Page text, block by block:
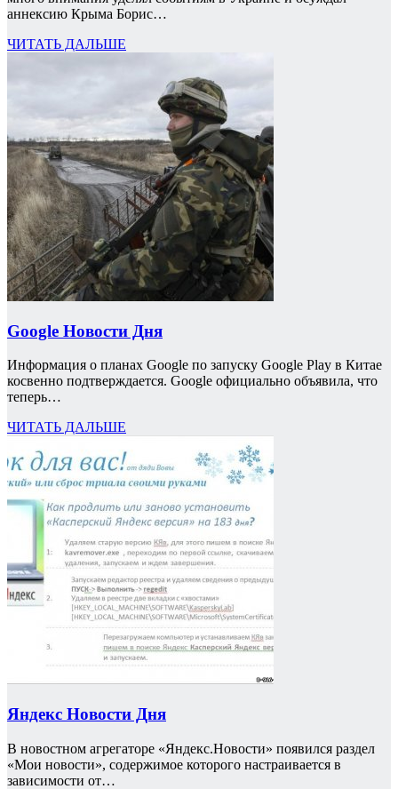
аннексию Крыма Борис…
ЧИТАТЬ ДАЛЬШЕ
Google Новости Дня
Информация о планах Google по запуску Google Play в Китае
косвенно подтверждается. Google официально объявила, что
теперь…
ЧИТАТЬ ДАЛЬШЕ
Яндекс Новости Дня
В новостном агрегаторе «Яндекс.Новости» появился раздел
«Мои новости», содержимое которого настраивается в
зависимости от…